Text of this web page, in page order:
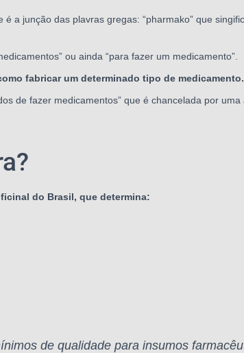
é a junção das plavras gregas: “pharmako” que
ou ainda “para fazer um medicamento”.
fabricar um determinado tipo de medicamento.
de fazer medicamentos” que é chancelada por uma
do Brasil, que determina:
de qualidade para insumos